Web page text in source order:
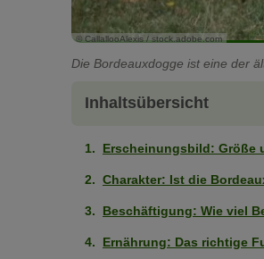
© CallallooAlexis / stock.adobe.com
Die Bordeauxdogge ist eine der
Inhaltsübersicht
Erscheinungsbild: Größe
Charakter: Ist die
Beschäftigung: Wie viel
Ernährung: Das richtige